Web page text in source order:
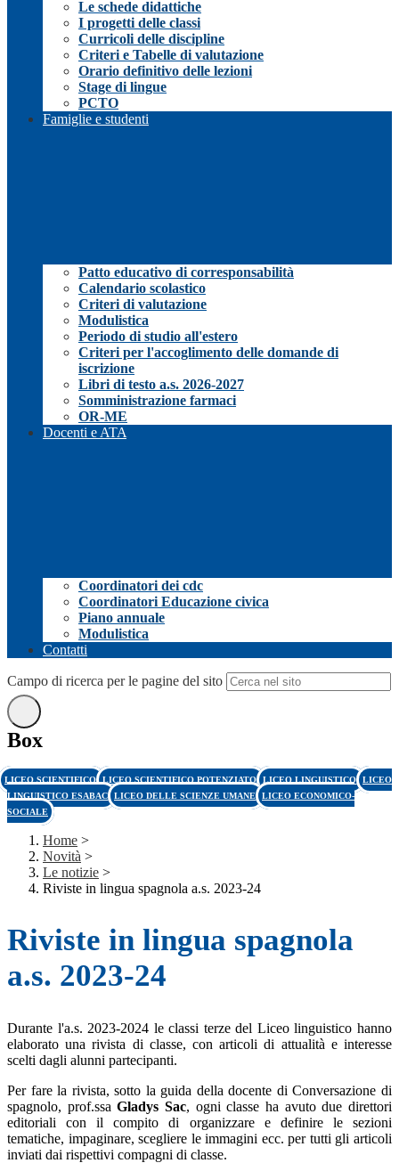
Le schede didattiche
I progetti delle classi
Curricoli delle discipline
Criteri e Tabelle di valutazione
Orario definitivo delle lezioni
Stage di lingue
PCTO
Famiglie e studenti
Patto educativo di corresponsabilità
Calendario scolastico
Criteri di valutazione
Modulistica
Periodo di studio all'estero
Criteri per l'accoglimento delle domande di
iscrizione
Libri di testo a.s. 2026-2027
Somministrazione farmaci
OR-ME
Docenti e ATA
Coordinatori dei cdc
Coordinatori Educazione civica
Piano annuale
Modulistica
Contatti
Campo di ricerca per le pagine del sito
Box
LICEO SCIENTIFICO LICEO SCIENTIFICO POTENZIATO LICEO LINGUISTICO LICEO
LINGUISTICO ESABAC LICEO DELLE SCIENZE UMANE LICEO ECONOMICO-
SOCIALE
Home >
Novità >
Le notizie >
Riviste in lingua spagnola a.s. 2023-24
Riviste in lingua spagnola
a.s. 2023-24
Durante l'a.s. 2023-2024 le classi terze del Liceo linguistico hanno
elaborato una rivista di classe, con articoli di attualità e interesse
scelti dagli alunni partecipanti.
Per fare la rivista, sotto la guida della docente di Conversazione di
spagnolo, prof.ssaGladys Sac, ogni classe ha avuto due direttori
editoriali con il compito di organizzare e definire le sezioni
tematiche, impaginare, scegliere le immagini ecc. per tutti gli articoli
inviati dai rispettivi compagni di classe.